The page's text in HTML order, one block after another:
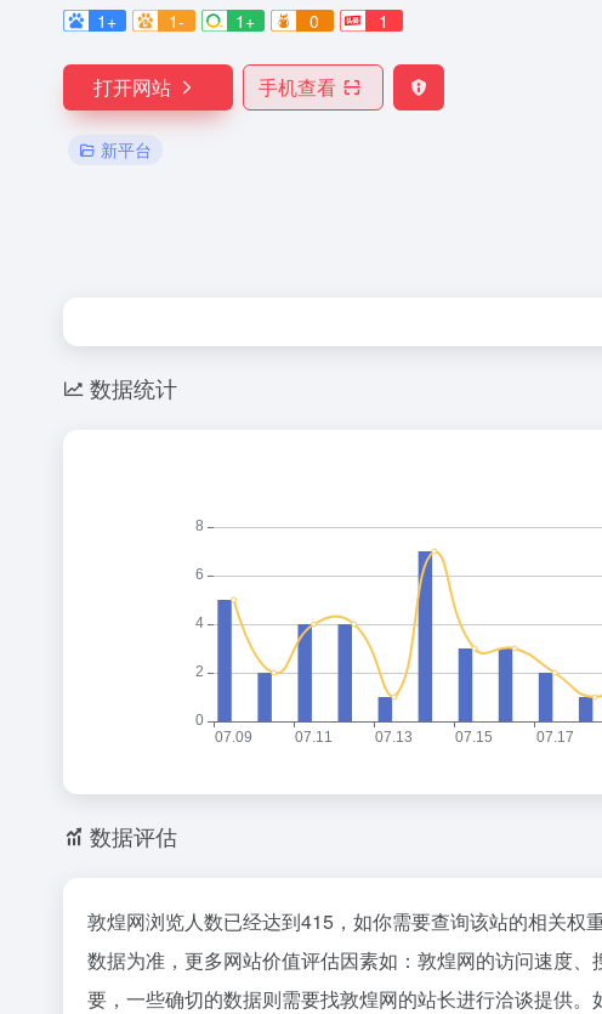
1+
1- 1+ 0 1
打开网站 手机查看
新平台
数据统计
数据评估
敦煌网浏览人数已经达到415，如你需要查询该站的相关权
数据为准，更多网站价值评估因素如：敦煌网的访问速度
要，一些确切的数据则需要找敦煌网的站长进行洽谈提供。